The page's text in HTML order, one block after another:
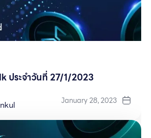
ประจำวันที่ 27/1/2023
January 28, 2023